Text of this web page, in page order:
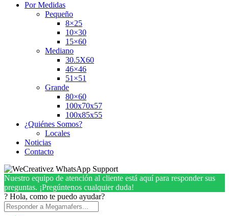
Por Medidas
Pequeño
8×25
10×30
15×60
Mediano
30.5X60
46×46
51×51
Grande
80×60
100x70x57
100x85x55
¿Quiénes Somos?
Locales
Noticias
Contacto
Nuestro equipo de atención al cliente está aquí para responder sus
preguntas. ¡Pregúntenos cualquier duda!
? Hola, como te puedo ayudar?